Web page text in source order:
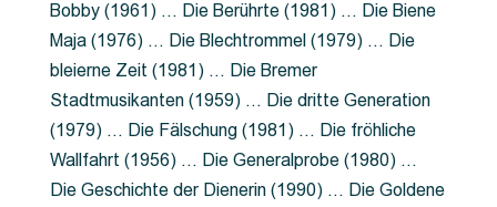
Bobby (1961) … Die Berührte (1981) … Die Biene
Maja (1976) … Die Blechtrommel (1979) … Die
bleierne Zeit (1981) … Die Bremer
Stadtmusikanten (1959) … Die dritte Generation
(1979) … Die Fälschung (1981) … Die fröhliche
Wallfahrt (1956) … Die Generalprobe (1980) …
Die Geschichte der Dienerin (1990) … Die Goldene